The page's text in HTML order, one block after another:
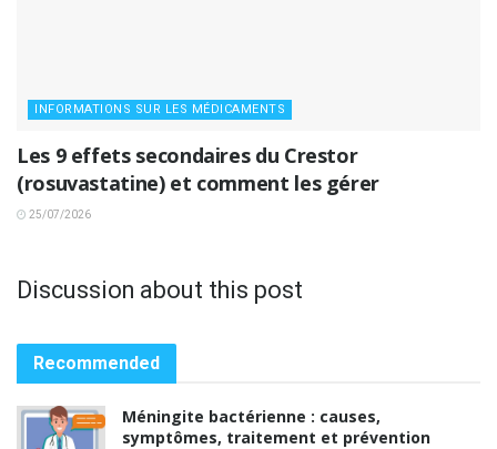
INFORMATIONS SUR LES MÉDICAMENTS
Les 9 effets secondaires du Crestor
(rosuvastatine) et comment les gérer
25/07/2026
Discussion about this post
Recommended
Méningite bactérienne : causes,
symptômes, traitement et prévention